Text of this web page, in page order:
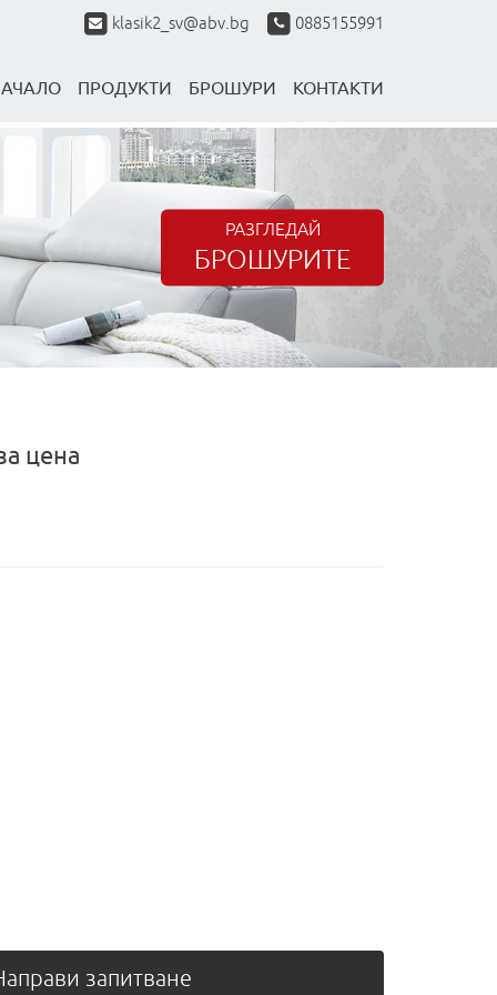
klasik2_sv@abv.bg 0885155991
ПРОДУКТИ БРОШУРИ КОНТАКТИ
РАЗГЛЕДАЙ
БРОШУРИТЕ
цена
запитване